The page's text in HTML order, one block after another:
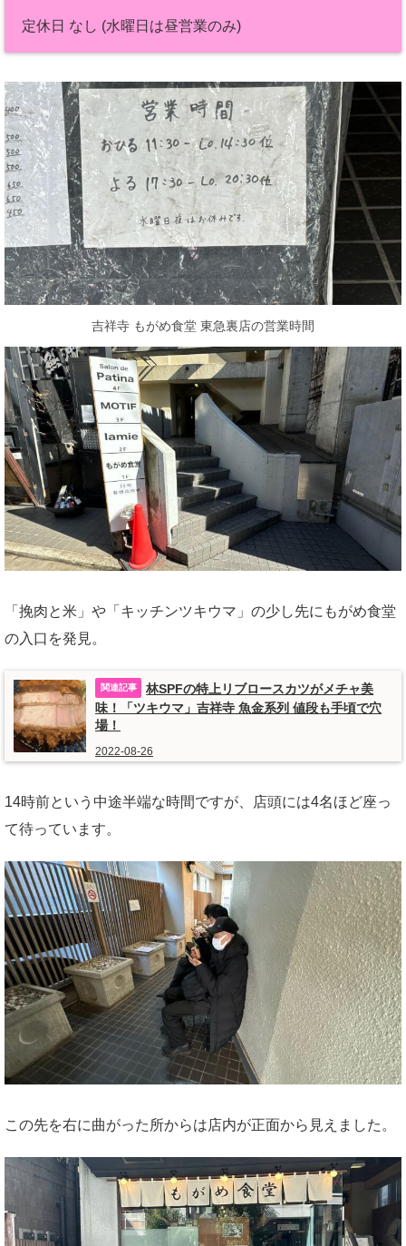
定休日 なし (水曜日は昼営業のみ)
吉祥寺 もがめ食堂 東急裏店の営業時間
「挽肉と米」や「キッチンツキウマ」の少し先にもがめ食堂
の入口を発見。
林SPFの特上リブロースカツがメチャ美
味！「ツキウマ」吉祥寺 魚金系列 値段も手頃で穴
場！
2022-08-26
14時前という中途半端な時間ですが、店頭には4名ほど座っ
て待っています。
この先を右に曲がった所からは店内が正面から見えました。